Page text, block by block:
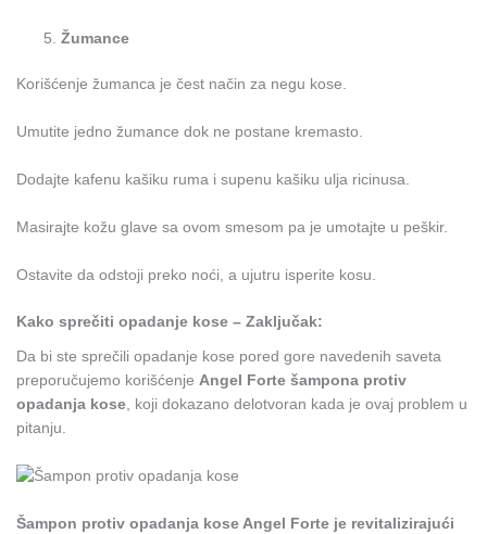
Žumance
Korišćenje žumanca je čest način za negu kose.
Umutite jedno žumance dok ne postane kremasto.
Dodajte kafenu kašiku ruma i supenu kašiku ulja ricinusa.
Masirajte kožu glave sa ovom smesom pa je umotajte u peškir.
Ostavite da odstoji preko noći, a ujutru isperite kosu.
Kako sprečiti opadanje kose – Zaključak:
Da bi ste sprečili opadanje kose pored gore navedenih saveta
preporučujemo korišćenje Angel Forte šampona protiv
opadanja kose, koji dokazano delotvoran kada je ovaj problem u
pitanju.
Šampon protiv opadanja kose Angel Forte je revitalizirajući